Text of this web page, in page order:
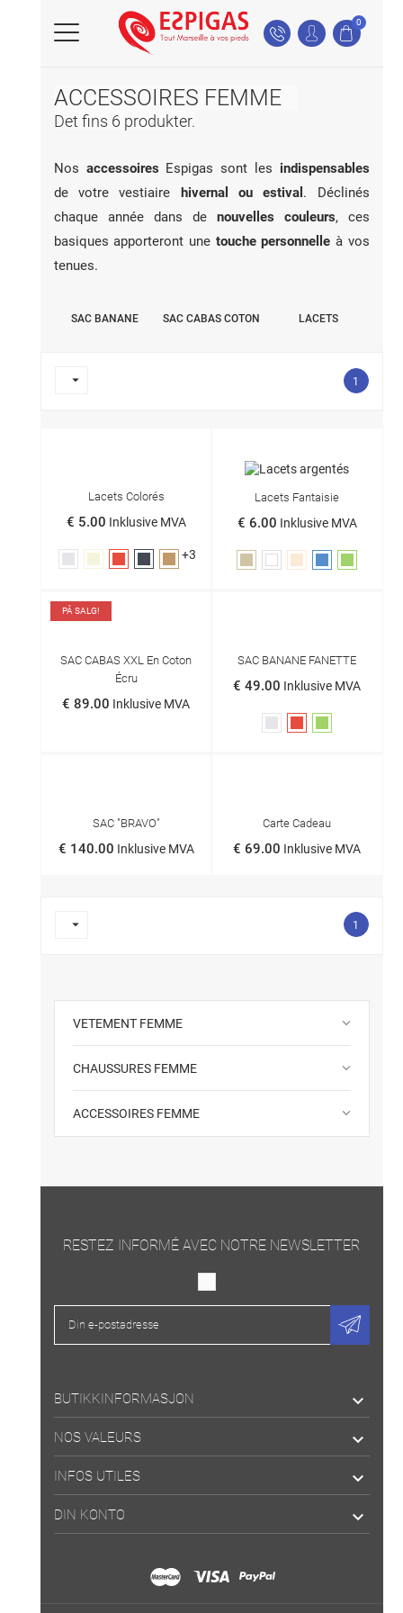
0
ACCESSOIRES FEMME
Det fins 6 produkter.
Nos accessoires Espigas sont les indispensables
de votre vestiaire hivernal ou estival . Déclinés
chaque année dans de nouvelles couleurs, ces
basiques apporteront une touche personnelle à vos
tenues.
VETEMENT FEMME keyboard_arrow_down
CHAUSSURES FEMME keyboard_arrow_down
ACCESSOIRES FEMME keyboard_arrow_down
SAC BANANE SAC CABAS COTON LACETS
 1
Lacets Colorés
€ 5.00 Inklusive MVA
Kamel
+3
Lacets Fantaisie
€ 6.00 Inklusive MVA
PÅ SALG!
SAC CABAS XXL En Coton
Écru
€ 89.00 Inklusive MVA
SAC BANANE FANETTE
€ 49.00 Inklusive MVA
SAC "BRAVO"
€ 140.00 Inklusive MVA
Carte Cadeau
€ 69.00 Inklusive MVA
 1
RESTEZ INFORMÉ AVEC NOTRE NEWSLETTER
BUTIKKINFORMASJON 
NOS VALEURS 
INFOS UTILES 
DIN KONTO 